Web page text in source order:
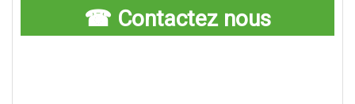
☎ Contactez nous